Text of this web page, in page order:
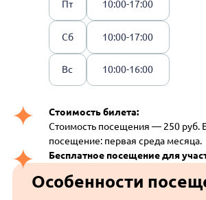
Пт 10:00-17:00
Сб 10:00-17:00
Вс 10:00-16:00
Стоимость билета:
Стоимость посещения — 250 руб.
посещение: первая среда месяца.
Бесплатное посещение для
Особенности